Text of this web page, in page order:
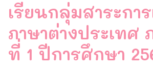
เรียนกลุ่มสาระกา
ภาษาต่างประเทศ
ที่ 1 ปีการศึกษา